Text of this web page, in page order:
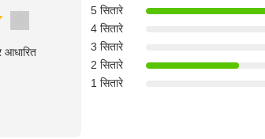
आधारित
5 सितारे
4 सितारे
3 सितारे
2 सितारे
1 सितारे